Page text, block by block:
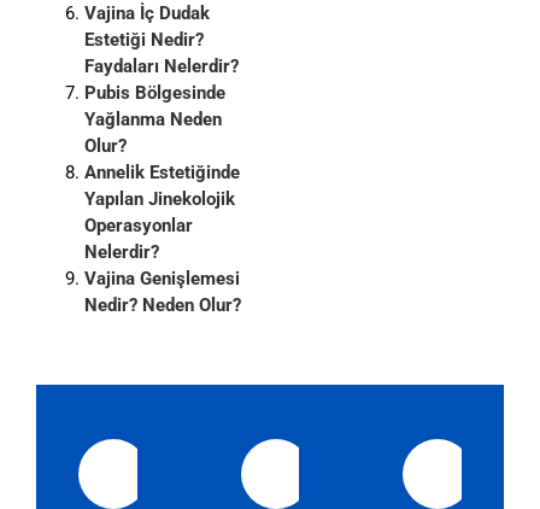
Vajina İç Dudak
Estetiği Nedir?
Faydaları Nelerdir?
Pubis Bölgesinde
Yağlanma Neden
Olur?
Annelik Estetiğinde
Yapılan Jinekolojik
Operasyonlar
Nelerdir?
Vajina Genişlemesi
Nedir? Neden Olur?